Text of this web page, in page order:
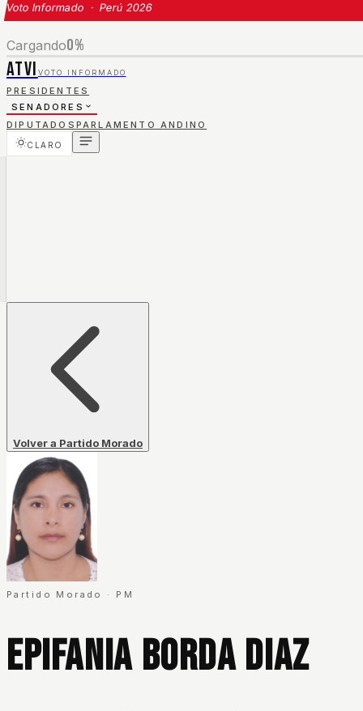
Voto Informado · Perú 2026
Cargando0%
ATVI VOTO INFORMADO
PRESIDENTES
SENADORES
DIPUTADOS PARLAMENTO ANDINO
CLARO
Volver a Partido Morado
Partido Morado · PM
Epifania Borda Diaz